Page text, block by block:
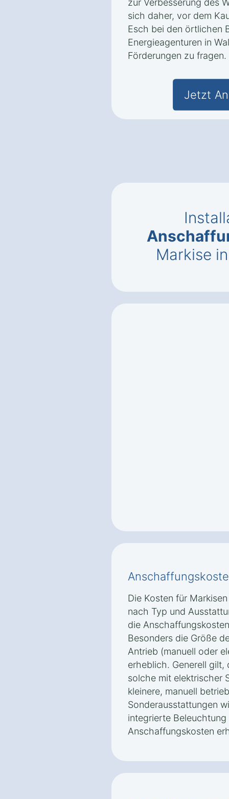
zur Verbesserung des
sich daher, vor dem
Esch bei den örtlichen
Energieagenturen in
Förderungen zu fragen.
Jetzt
Markise
Die Kosten für
nach Typ und
die
Besonders die Größe
Antrieb (manuell oder
erheblich. Generell gilt,
solche mit elektrischer
kleinere, manuell
Sonderausstattungen
integrierte Beleuchtung
Anschaffungskosten